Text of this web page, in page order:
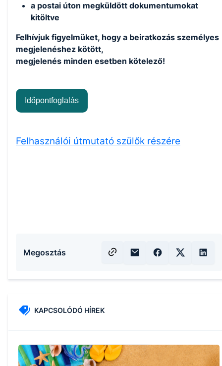
a postai úton megküldött dokumentumokat
kitöltve
Felhívjuk figyelmüket, hogy a beiratkozás személyes
megjelenéshez kötött,
megjelenés minden esetben kötelező!
Időpontfoglalás
Felhasználói útmutató szülők részére
Megosztás
KAPCSOLÓDÓ HÍREK